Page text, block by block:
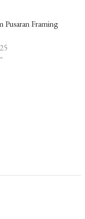
Pusaran Framing